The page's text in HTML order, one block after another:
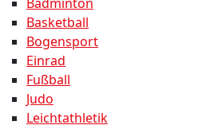
Basketball
Bogensport
Einrad
Fußball
Judo
Leichtathletik